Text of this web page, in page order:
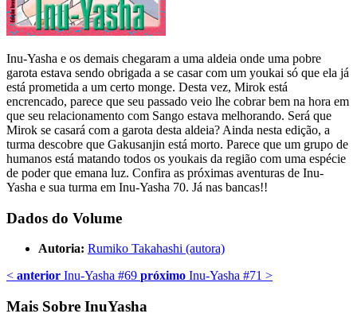
Inu-Yasha e os demais chegaram a uma aldeia onde uma pobre
garota estava sendo obrigada a se casar com um youkai só que ela já
está prometida a um certo monge. Desta vez, Mirok está
encrencado, parece que seu passado veio lhe cobrar bem na hora em
que seu relacionamento com Sango estava melhorando. Será que
Mirok se casará com a garota desta aldeia? Ainda nesta edição, a
turma descobre que Gakusanjin está morto. Parece que um grupo de
humanos está matando todos os youkais da região com uma espécie
de poder que emana luz. Confira as próximas aventuras de Inu-
Yasha e sua turma em Inu-Yasha 70. Já nas bancas!!
Dados do Volume
Autoria: Rumiko Takahashi (autora)
< anterior Inu-Yasha #69 próximo Inu-Yasha #71 >
Mais Sobre InuYasha